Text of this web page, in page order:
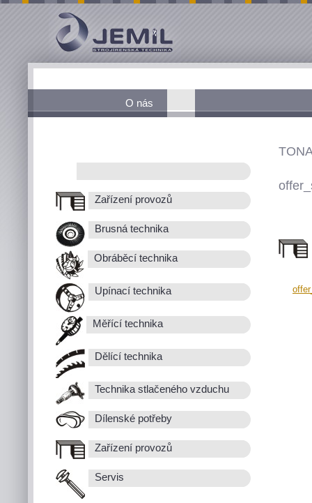
O nás
Zařízení provozů
Brusná technika
Obráběcí technika
Upínací technika
Měřící technika
Dělící technika
Technika stlačeného vzduchu
Dílenské potřeby
Zařízení provozů
Servis